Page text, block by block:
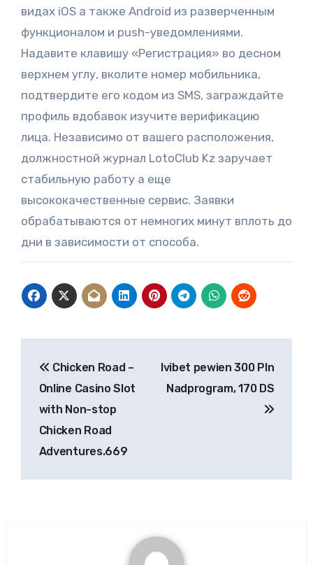
видах iOS а также Android из разверченным
функционалом и push-уведомлениями.
Надавите клавишу «Регистрация» во десном
верхнем углу, вколите номер мобильника,
подтвердите его кодом из SMS, заграждайте
профиль вдобавок изучите верификацию
лица. Независимо от вашего расположения,
должностной журнал LotoClub Kz заручает
стабильную работу а еще
высококачественные сервис. Заявки
обрабатываются от немногих минут вплоть до
дни в зависимости от способа.
navigation
Chicken Road –
Online Casino Slot
with Non-stop
Chicken Road
Adventures.669
Ivibet pewien 300 Pln
Nadprogram, 170 DS